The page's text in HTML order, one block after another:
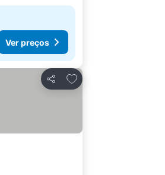
Ver preços
Partilhar
Adicionar aos favoritos